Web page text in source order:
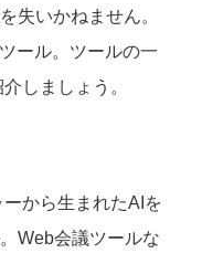
失いかねません。
ール。ツールの一
しましょう。
から生まれたAIを
Web会議ツールな